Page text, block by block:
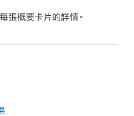
張概要卡片的詳情。